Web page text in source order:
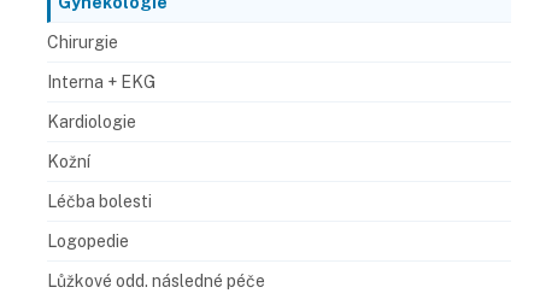
Chirurgie
Interna + EKG
Kardiologie
Kožní
Léčba bolesti
Logopedie
Lůžkové odd. následné péče